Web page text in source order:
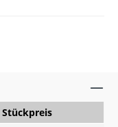
Stückpreis